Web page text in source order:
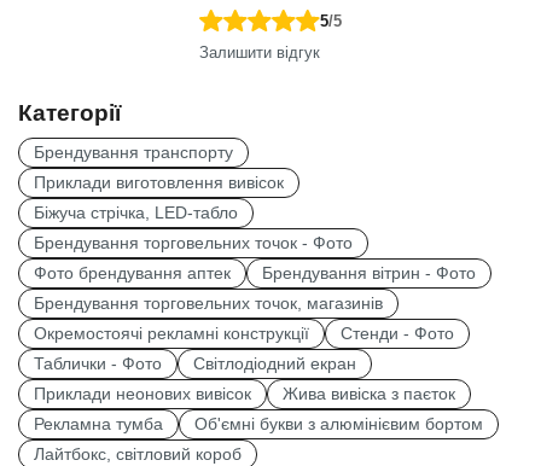
5/5
Залишити відгук
Категорії
Брендування транспорту
Приклади виготовлення вивісок
Біжуча стрічка, LED-табло
Брендування торговельних точок - Фото
Фото брендування аптек
Брендування вітрин - Фото
Брендування торговельних точок, магазинів
Окремостоячі рекламні конструкції
Стенди - Фото
Таблички - Фото
Світлодіодний екран
Приклади неонових вивісок
Жива вивіска з паєток
Рекламна тумба
Об'ємні букви з алюмінієвим бортом
Лайтбокс, світловий короб